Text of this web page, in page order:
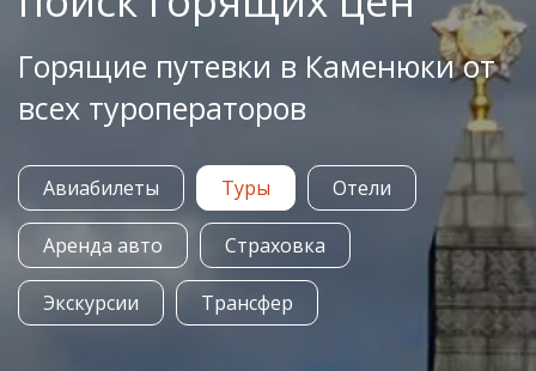
Горящие путевки в Каменюки от
всех туроператоров
Авиабилеты Туры Отели
Аренда авто Страховка
Экскурсии Трансфер